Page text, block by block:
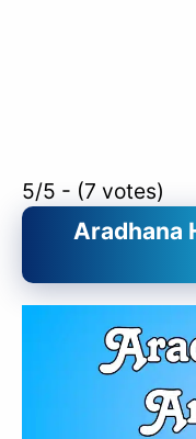
5/5 - (7 votes)
Aradhana